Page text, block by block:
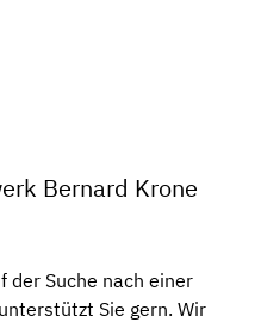
Bernard Krone
der Suche nach einer
Sie gern. Wir